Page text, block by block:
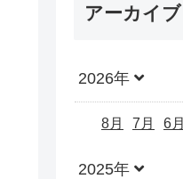
アーカイブ
2026年
8月 7月 6月
2025年